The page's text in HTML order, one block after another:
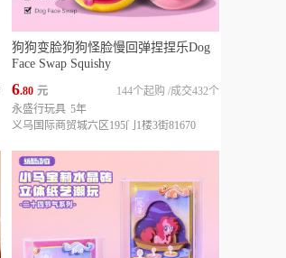
狗狗变脸狗狗怪脸慢回弹捏捏乐Dog
Face Swap Squishy
6.80 元 成交432个
144个起购 /
永盛行玩具 5年
义乌国际商贸城六区195门1楼3街81670